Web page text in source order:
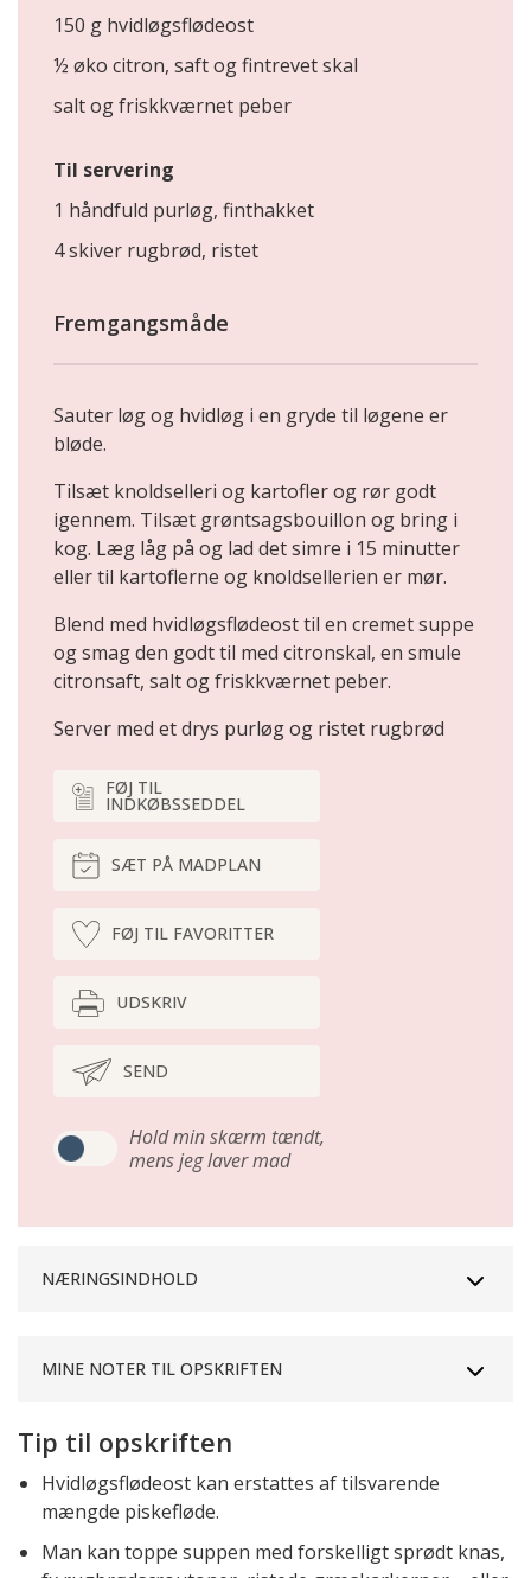
150 g hvidløgsflødeost
½ øko citron, saft og fintrevet skal
salt og friskkværnet peber
Til servering
1 håndfuld purløg, finthakket
4 skiver rugbrød, ristet
Fremgangsmåde
Sauter løg og hvidløg i en gryde til løgene er
bløde.
Tilsæt knoldselleri og kartofler og rør godt
igennem. Tilsæt grøntsagsbouillon og bring i
kog. Læg låg på og lad det simre i 15 minutter
eller til kartoflerne og knoldsellerien er mør.
Blend med hvidløgsflødeost til en cremet suppe
og smag den godt til med citronskal, en smule
citronsaft, salt og friskkværnet peber.
Server med et drys purløg og ristet rugbrød
FØJ TIL
INDKØBSSEDDEL
SÆT PÅ MADPLAN
FØJ TIL FAVORITTER
UDSKRIV
SEND
Hold min skærm tændt,
mens jeg laver mad
NÆRINGSINDHOLD
MINE NOTER TIL OPSKRIFTEN
Tip til opskriften
Hvidløgsflødeost kan erstattes af tilsvarende
mængde piskefløde.
Man kan toppe suppen med forskelligt sprødt knas,